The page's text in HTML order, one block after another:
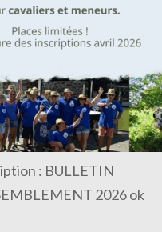
: BULLETIN
2026 ok